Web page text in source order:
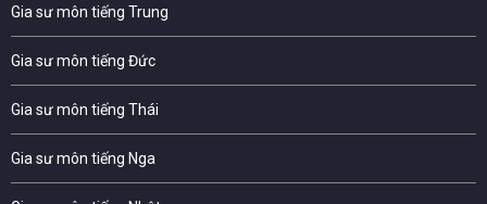
Gia sư môn tiếng Trung
Gia sư môn tiếng Đức
Gia sư môn tiếng Thái
Gia sư môn tiếng Nga